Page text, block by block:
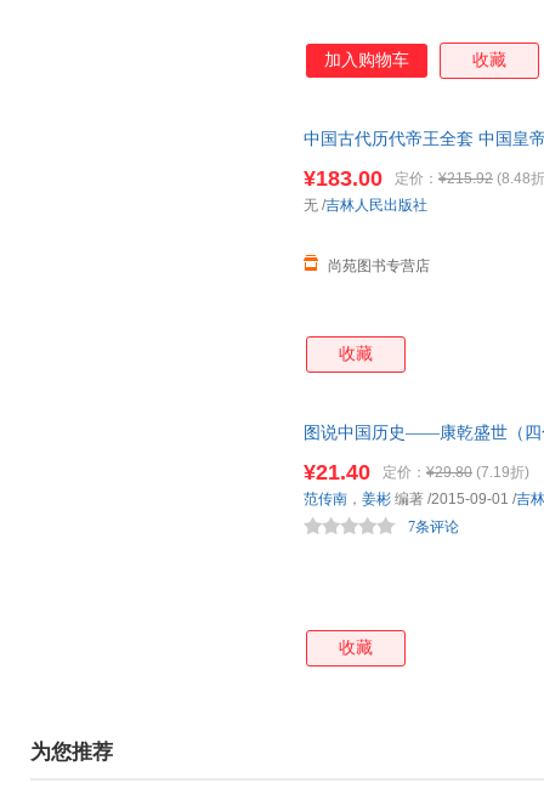
加入购物车 收藏
中国古代历代帝王全套 中国皇
退换货【让您无忧购物】
¥183.00 定价： ¥215.92 (8.48
尚苑图书专营店
无 /吉林人民出版社
收藏
图说中国历史——康乾盛世（四
达到其鼎盛。
¥21.40 定价： ¥29.80 (7.19折)
7条评论
范传南 ， 姜彬 编著 /2015-09-01 /吉
收藏
为您推荐